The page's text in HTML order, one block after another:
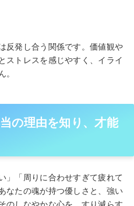
反発し合う関係です。価値観や
ストレスを感じやすく、イライ
。
の理由を知り、才能
」「周りに合わせすぎて疲れて
なたの魂が持つ優しさと、強い